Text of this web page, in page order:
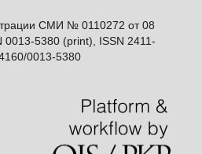
СМИ № 0110272 от 08
5380 (print), ISSN 2411-
0013-5380